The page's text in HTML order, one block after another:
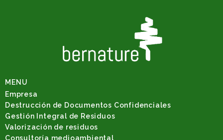
MENU
Empresa
Destrucción de Documentos Confidenciales
Gestión Integral de Residuos
Valorización de residuos
Consultoría medioambiental